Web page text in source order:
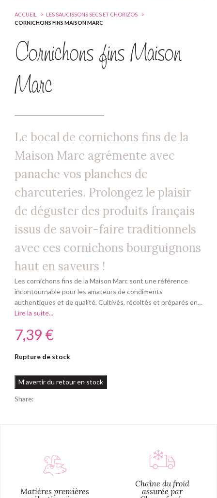
ACCUEIL
LES SAUCISSONS SECS ET CHORIZOS
CORNICHONS FINS MAISON MARC
Cornichons fins Maison
Marc
Le bocal de cornichons fins de la
Maison Marc agrémente avec
panache vos planches de
charcuteries. Prolongez le plaisir
de déguster des produits français
issus de savoir-faire traditionnels
avec ces cornichons bourguignons
haut en saveurs !
Les cornichons fins de la Maison Marc sont une référence
incontournable pour les amateurs de condiments
authentiques et de qualité. Cultivés, récoltés et préparés en…
Lire la suite...
€
Rupture de stock
Share:
Matières premières
Chaîne du froid
assurée par